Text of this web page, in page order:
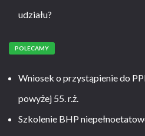
udziału?
POLECAMY
Wniosek o przystąpienie do
powyżej 55. r.ż.
Szkolenie BHP